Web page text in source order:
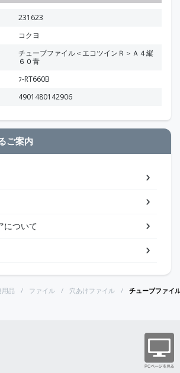
231623
コクヨ
チューブファイル＜エコツインＲ＞Ａ４縦
６０青
ﾌ-RT660B
4901480142906
ご案内
について
品 ファイル 穴あけファイル チューブファイ